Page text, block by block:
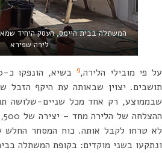
לירה שפירא
על פי מובילי הלירה,9
שבממוצע, רק אחד מכל שניים-שלושה
לא טרחו לקבל אותה. כוח המסחר החלש
ונתקעו בשני מוקדים: בקופת המשתלה